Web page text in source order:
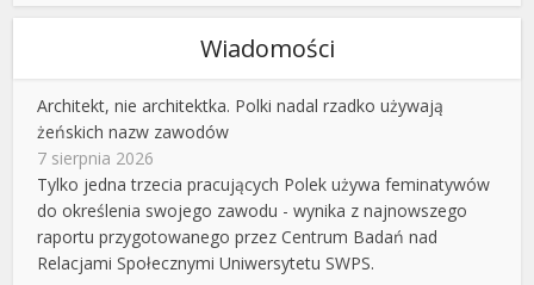
Wiadomości
Architekt, nie architektka. Polki nadal rzadko używają
żeńskich nazw zawodów
7 sierpnia 2026
Tylko jedna trzecia pracujących Polek używa feminatywów
do określenia swojego zawodu - wynika z najnowszego
raportu przygotowanego przez Centrum Badań nad
Relacjami Społecznymi Uniwersytetu SWPS.